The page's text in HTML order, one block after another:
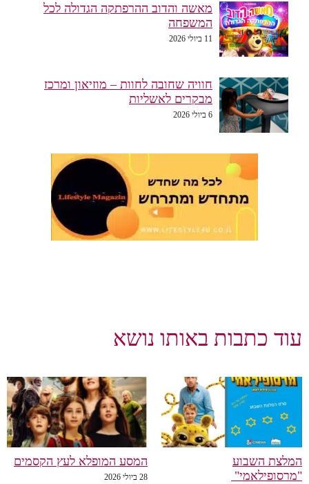
מאשה והדוב ההרפתקה הגדולה לכל
המשפחה
11 ביולי 2026
חוויה שחובה לחוות – מוזיאון ומרכז
מבקרים לאשליות
6 ביולי 2026
כתבות באותו נושא
השבוע
המסע המופלא לעץ הקסמים